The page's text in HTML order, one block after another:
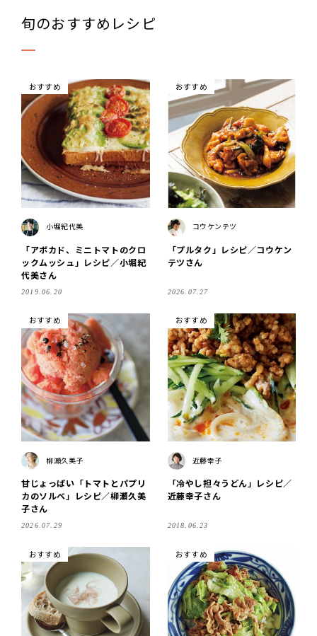
旬のおすすめレシピ
おすすめ
小堀紀代美
「アボカド、ミニトマトのクロ
ックムッシュ」レシピ／小堀紀
代美さん
2019.06.20
おすすめ
コウケンテツ
「プルタク」レシピ／コウケン
テツさん
2026.07.27
おすすめ
柳瀬久美子
甘じょっぱい「トマトとパプリ
カのソルベ」レシピ／柳瀬久美
子さん
2026.07.29
おすすめ
近藤幸子
「冷やし担々うどん」レシピ／
近藤幸子さん
2018.06.23
おすすめ おすすめ